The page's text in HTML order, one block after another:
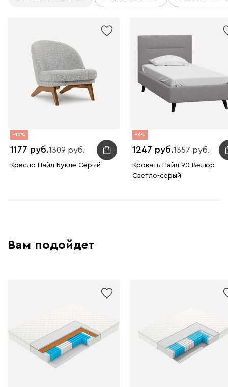
10
1177 1309
Кресло Пайл Букле Серый
8
1247 1357
Кровать Пайл 90 Велюр
Светло-серый
Вам подойдет